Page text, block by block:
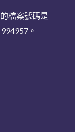
檔案號碼是
。